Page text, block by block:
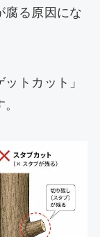
腐る原因にな
トカット」